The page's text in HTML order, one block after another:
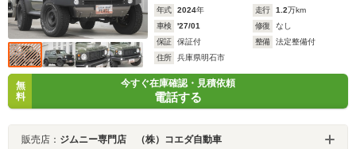
年式 2024年 走行 1.2万km
車検
'27/01 修復
なし
保証
保証付 整備
法定整備付
住所
兵庫県明石市
無
料
今すぐ在庫確認・見積依頼
電話する
販売店： ジムニー専門店 （株）コエダ自動車